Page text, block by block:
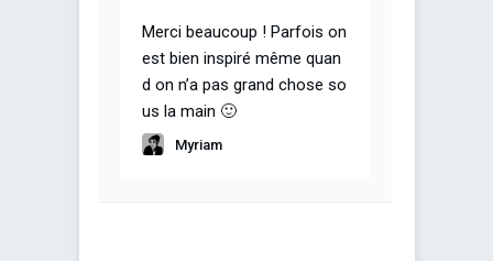
Merci beaucoup ! Parfois on
est bien inspiré même quan
d on n’a pas grand chose so
us la main 🙂
Myriam